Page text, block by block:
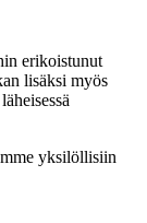
erikoistunut
lisäksi myös
yksilöllisiin